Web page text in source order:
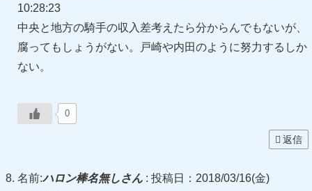
10:28:23
中央と地方の騎手の収入差考えたら分からんでもないが、
腐ってもしょうがない。戸崎や内田のように努力するしか
ない。
0
返信
名前:ハロン棒名無しさん : 投稿日：2018/03/16(金)